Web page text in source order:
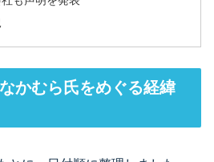
かむら氏をめぐる経緯